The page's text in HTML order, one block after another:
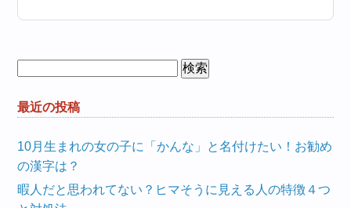
最近の投稿
10月生まれの女の子に「かんな」と名付けたい！お勧め
の漢字は？
暇人だと思われてない？ヒマそうに見える人の特徴４つ